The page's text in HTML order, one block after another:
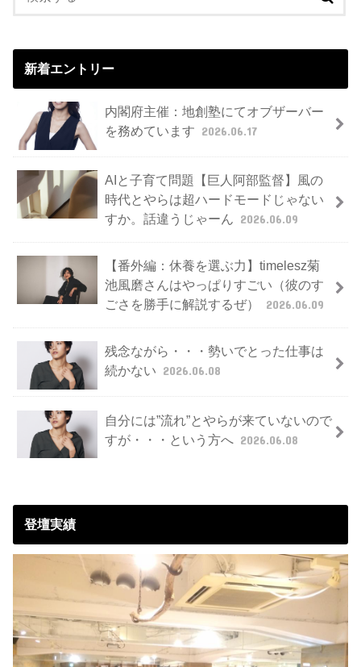
新着エントリー
内閣府主催：地創塾にてオブザーバー
を務めています 2026.06.17
AIと子育て問題【巨人阿部監督】風の
時代とやらは超ハードモードじゃない
すか。話違うじゃーん 2026.06.09
【番外編：休養を選ぶ力】timelesz菊
池風磨さんはやっぱりすごい（彼のす
ごさを勝手に解説するぜ）
2026.06.09
残念ながら・・・勢いでとった仕事は
続かない 2026.06.08
自分には”流れ”とやらが来ていないので
すが・・・という方へ 2026.06.08
登壇実績